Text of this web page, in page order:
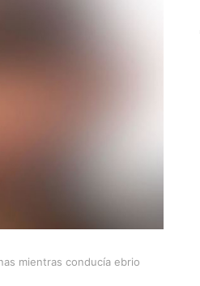
mientras conducía ebrio